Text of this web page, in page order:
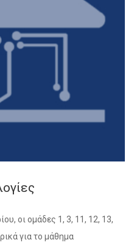
οι ομάδες 1, 3, 11, 12, 13,
για το μάθημα